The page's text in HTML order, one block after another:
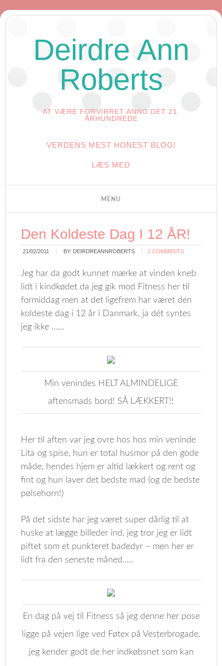
Deirdre Ann
Roberts
AT VÆRE FORVIRRET ANNO DET 21.
ÅRHUNDREDE
VERDENS MEST HONEST BLOG!
LÆS MED
Den Koldeste Dag I 12 ÅR!
21/02/2011 BY: DEIRDREANNROBERTS 2 COMMENTS
Jeg har da godt kunnet mærke at vinden kneb
lidt i kindkødet da jeg gik mod Fitness her til
formiddag men at det ligefrem har været den
koldeste dag i 12 år i Danmark, ja dét syntes
jeg ikke ……
Min venindes HELT ALMINDELIGE
aftensmads bord! SÅ LÆKKERT!!
Her til aften var jeg ovre hos hos min veninde
Lita og spise, hun er total husmor på den gode
måde, hendes hjem er altid lækkert og rent og
fint og hun laver det bedste mad (og de bedste
pølsehorn!)
På det sidste har jeg været super dårlig til at
huske at lægge billeder ind, jeg tror jeg er lidt
piftet som et punkteret badedyr – men her er
lidt fra den seneste måned…..
En dag på vej til Fitness så jeg denne her pose
ligge på vejen lige ved Føtex på Vesterbrogade,
jeg kender godt de her indkøbsnet som kan